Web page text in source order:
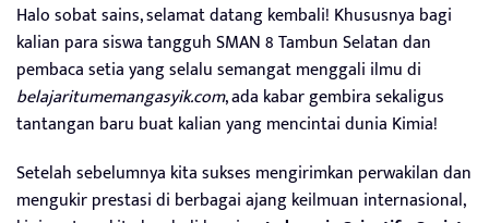
Halo sobat sains, selamat datang kembali! Khususnya bagi
kalian para siswa tangguh SMAN 8 Tambun Selatan dan
pembaca setia yang selalu semangat menggali ilmu di
belajaritumemangasyik.com, ada kabar gembira sekaligus
tantangan baru buat kalian yang mencintai dunia Kimia!
Setelah sebelumnya kita sukses mengirimkan perwakilan dan
mengukir prestasi di berbagai ajang keilmuan internasional,